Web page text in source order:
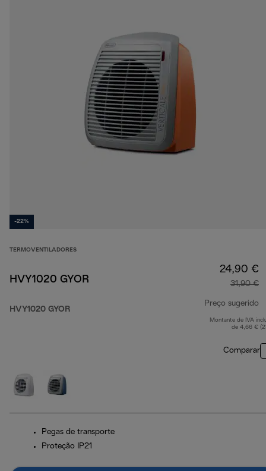
-22%
TERMOVENTILADORES
HVY1020 GYOR
HVY1020 GYOR
24,90 €
31,90 €
Preço sugerido
Montante de IVA
de 4,66 €
Comparar
Pegas de transporte
Proteção IP21